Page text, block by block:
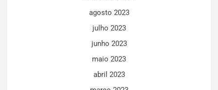
agosto 2023
julho 2023
junho 2023
maio 2023
abril 2023